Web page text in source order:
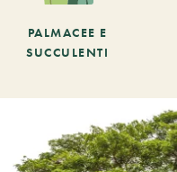
PALMACEE E
SUCCULENTI